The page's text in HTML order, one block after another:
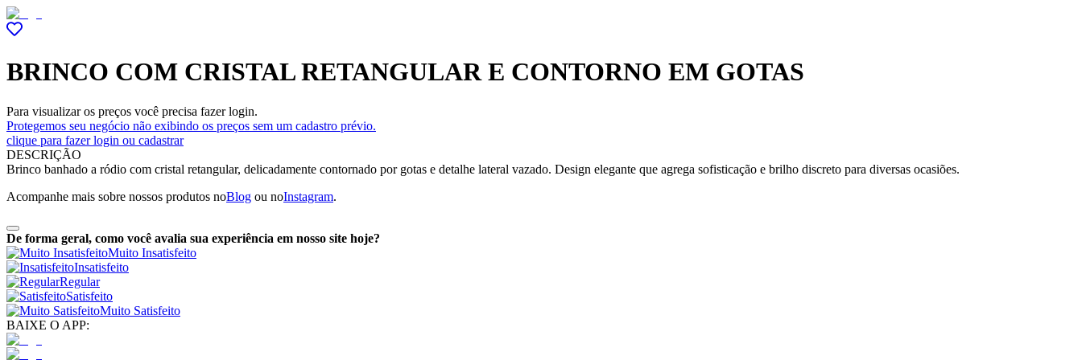
BRINCO COM CRISTAL RETANGULAR E CONTORNO EM GOTAS
Para visualizar os preços você precisa fazer login.
Protegemos seu negócio não exibindo os preços sem um cadastro prévio.
clique para fazer login ou cadastrar
DESCRIÇÃO
Brinco banhado a ródio com cristal retangular, delicadamente contornado por gotas e detalhe lateral vazado. Design elegante que agrega sofisticação e brilho discreto para diversas ocasiões.
Acompanhe mais sobre nossos produtos noBlog ou noInstagram.
De forma geral, como você avalia sua experiência em nosso site hoje?
Muito Insatisfeito
Insatisfeito
Regular
Satisfeito
Muito Satisfeito
BAIXE O APP: